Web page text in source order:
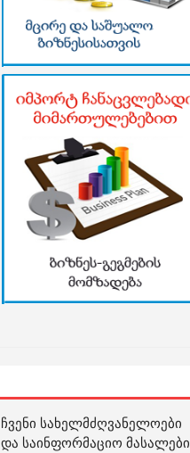
ᲩᲕᲔᲜᲘ ᲡᲐᲮᲔᲚᲛᲫᲦᲕᲐᲜᲔᲚᲝᲔᲑᲘ
ᲓᲐ ᲡᲐᲘᲜᲤᲝᲠᲛᲐᲪᲘᲝ ᲛᲐᲡᲐᲚᲔᲑᲘ